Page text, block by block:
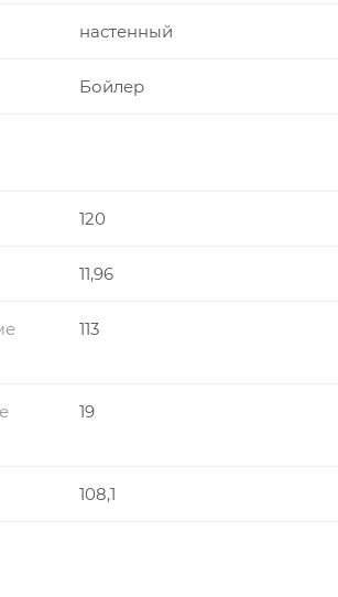
настенный
Бойлер
120
11,96
113
19
108,1